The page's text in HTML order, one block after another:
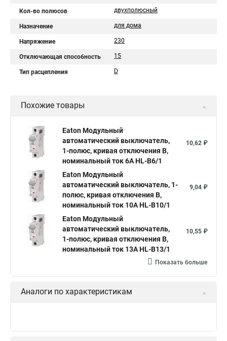
Кол-во полюсов двухполюсный
Назначение для дома
Напряжение 230
Отключающая способность 15
Тип расцепления D
Похожие товары
Eaton Модульный
автоматический выключатель,
1-полюс, кривая отключения B,
номинальный ток 6А HL-B6/1
10,62 ₽
Eaton Модульный
автоматический выключатель, 1-
полюс, кривая отключения B,
номинальный ток 10А HL-B10/1
9,04 ₽
Eaton Модульный
автоматический выключатель,
1-полюс, кривая отключения B,
номинальный ток 13А HL-B13/1
10,55 ₽
Показать больше
Аналоги по характеристикам